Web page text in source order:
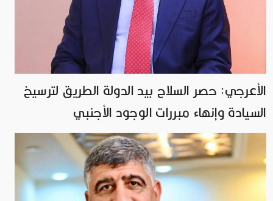
الأعرجي: حصر السلاح بيد الدولة الطريق لترسيخ
السيادة وإنهاء مبررات الوجود الأجنبي